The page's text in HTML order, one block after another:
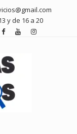
y de 16 a 20